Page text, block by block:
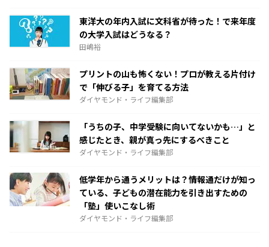
東洋大の年内入試に文科省が待った！で来年度
の大学入試はどうなる？
田嶋裕
プリントの山も怖くない！プロが教える片付け
で「伸びる子」を育てる方法
ダイヤモンド・ライフ編集部
「うちの子、中学受験に向いてないかも…」と
感じたとき、親が真っ先にするべきこと
ダイヤモンド・ライフ編集部
低学年から通うメリットは？情報通だけが知っ
ている、子どもの潜在能力を引き出すための
「塾」使いこなし術
ダイヤモンド・ライフ編集部